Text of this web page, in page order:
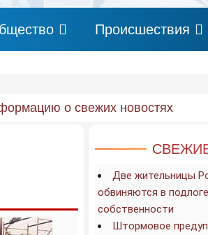
Происшествия
о свежих новостях
Две жительницы
обвиняются в
собственности
Штормовое